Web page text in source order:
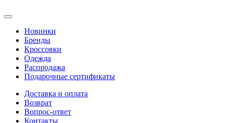
Новинки
Бренды
Кроссовки
Одежда
Распродажа
Подарочные сертификаты
Доставка и оплата
Возврат
Вопрос-ответ
Контакты